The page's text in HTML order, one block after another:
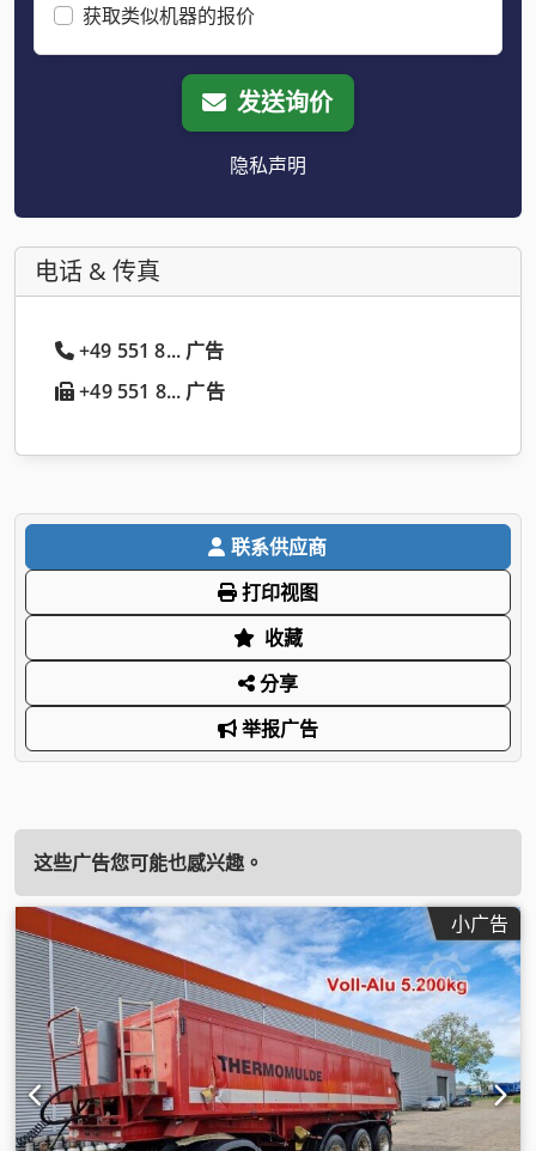
获取类似机器的报价
发送询价
隐私声明
电话 & 传真
+49 551 8... 广告
+49 551 8... 广告
联系供应商
打印视图
收藏
分享
举报广告
这些广告您可能也感兴趣。
小广告